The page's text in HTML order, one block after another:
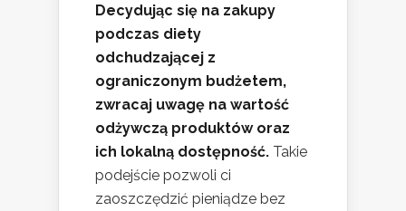
Decydując się na zakupy
podczas diety
odchudzającej z
ograniczonym budżetem,
zwracaj uwagę na wartość
odżywczą produktów oraz
ich lokalną dostępność. Takie
podejście pozwoli ci
zaoszczędzić pieniądze bez